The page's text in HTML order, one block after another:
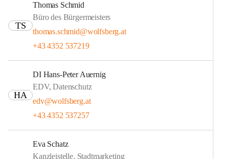
TS
Thomas Schmid
Büro des Bürgermeisters
thomas.schmid@wolfsberg.at
+43 4352 537219
HA
DI Hans-Peter Auernig
EDV, Datenschutz
edv@wolfsberg.at
+43 4352 537257
Eva Schatz
Kanzleistelle, Stadtmarketing